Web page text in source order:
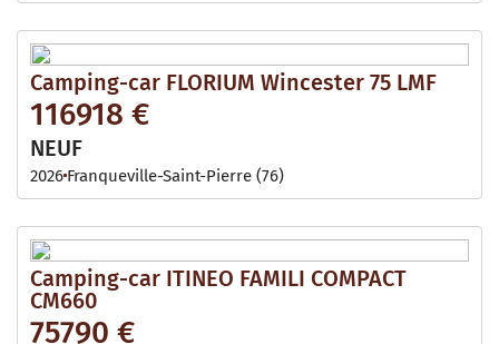
Camping-car FLORIUM Wincester 75 LMF
116918 €
NEUF
2026 Franqueville-Saint-Pierre (76)
Camping-car ITINEO FAMILI COMPACT
CM660
75790 €